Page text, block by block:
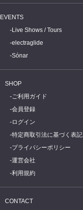
EVENTS
Live Shows / Tours
electraglide
Sónar
SHOP
ご利用ガイド
会員登録
ログイン
特定商取引法に基づく表記
プライバシーポリシー
運営会社
利用規約
CONTACT